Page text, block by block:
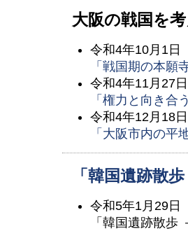
大阪の戦国を
令和4年10月1日
「戦国期の本願
令和4年11月27
「権力と向き
令和4年12月18
「大阪市内の平
「韓国遺跡散
令和5年1月29日
「韓国遺跡散